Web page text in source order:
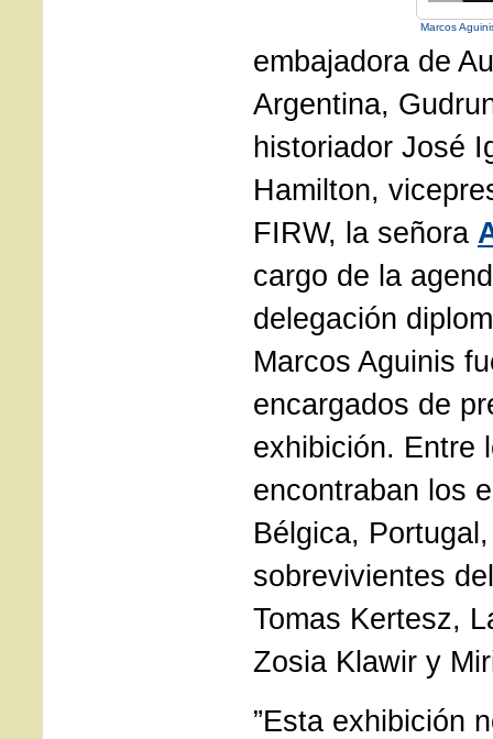
Marcos
embajadora de
Argentina,
historiador José
Hamilton,
FIRW, la señora
cargo de la
delegación
Marcos Aguinis
encargados de
exhibición. Entre
encontraban los
Bélgica,
sobrevivientes
Tomas Kertesz,
Zosia Klawir y
”Esta exhibición